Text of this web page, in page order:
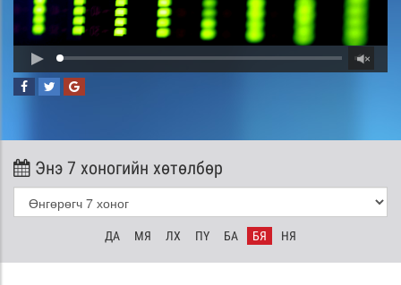
Энэ 7 хоногийн хөтөлбөр
ДА МЯ ЛХ ПҮ БА БЯ НЯ